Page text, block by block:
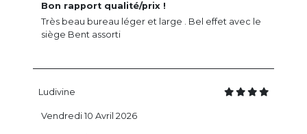
Bon rapport qualité/prix !
Très beau bureau léger et large . Bel effet avec le
siège Bent assorti
Ludivine
Vendredi 10 Avril 2026